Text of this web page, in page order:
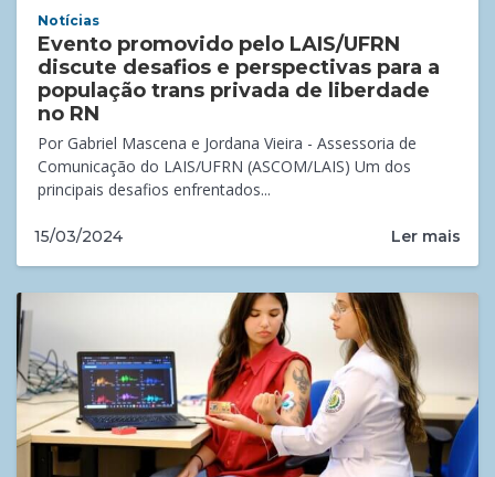
Notícias
Evento promovido pelo LAIS/UFRN
discute desafios e perspectivas para a
população trans privada de liberdade
no RN
Por Gabriel Mascena e Jordana Vieira - Assessoria de
Comunicação do LAIS/UFRN (ASCOM/LAIS) Um dos
principais desafios enfrentados...
15/03/2024 Ler mais